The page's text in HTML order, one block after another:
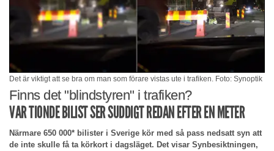
Det är viktigt att se bra om man som förare vistas ute i trafiken. Foto: Synoptik
Finns det "blindstyren" i trafiken?
VAR TIONDE BILIST SER SUDDIGT REDAN EFTER EN METER
Närmare 650 000* bilister i Sverige kör med så pass nedsatt syn att
de inte skulle få ta körkort i dagsläget. Det visar Synbesiktningen,